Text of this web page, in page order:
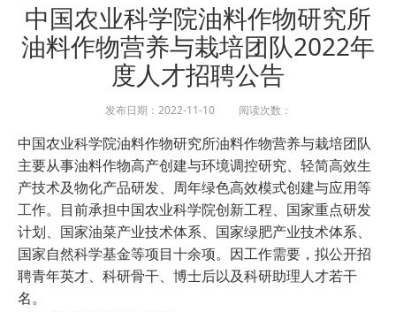
中国农业科学院油料作物研究所
油料作物营养与栽培团队2022年
度人才招聘公告
发布日期：2022-11-10 阅读次数：
中国农业科学院油料作物研究所油料作物营养与栽培团队
主要从事油料作物高产创建与环境调控研究、轻简高效生
产技术及物化产品研发、周年绿色高效模式创建与应用等
工作。目前承担中国农业科学院创新工程、国家重点研发
计划、国家油菜产业技术体系、国家绿肥产业技术体系、
国家自然科学基金等项目十余项。因工作需要，拟公开招
聘青年英才、科研骨干、博士后以及科研助理人才若干
名。